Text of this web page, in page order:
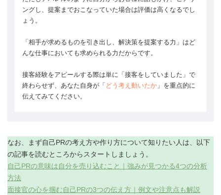
ングし、提案までおこなっていた場合は評価は高くなるでし
ょう。
「相手が求めるものを引き出し、解決策を提案する力」はど
んな仕事においても求められる力だからです。
接客経験をアピールする際は単に「接客をしていました」で
終わらせず、あなた自身が「 どう考え動いたか 」を重点的に
伝えてみてください。
なお、まず自己PRの考え方や作り方について知りたい人は、以下
の記事を読むところからスタートしましょう。
自己PRの意味は自分を売り込むこと｜強みが見つかる4つの分析
方法
面接官の心を掴む自己PRの3つの伝え方｜例文や注意点も解説